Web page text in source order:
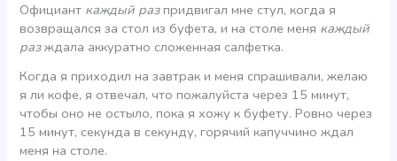
Официант каждый разпридвигал мне стул, когда я
возвращался за стол из буфета, и на столе меня каждый
разждала аккуратно сложенная салфетка.
Когда я приходил на завтрак и меня спрашивали, желаю
я ли кофе, я отвечал, что пожалуйста через 15 минут,
чтобы оно не остыло, пока я хожу к буфету. Ровно через
15 минут, секунда в секунду, горячий капуччино ждал
меня на столе.